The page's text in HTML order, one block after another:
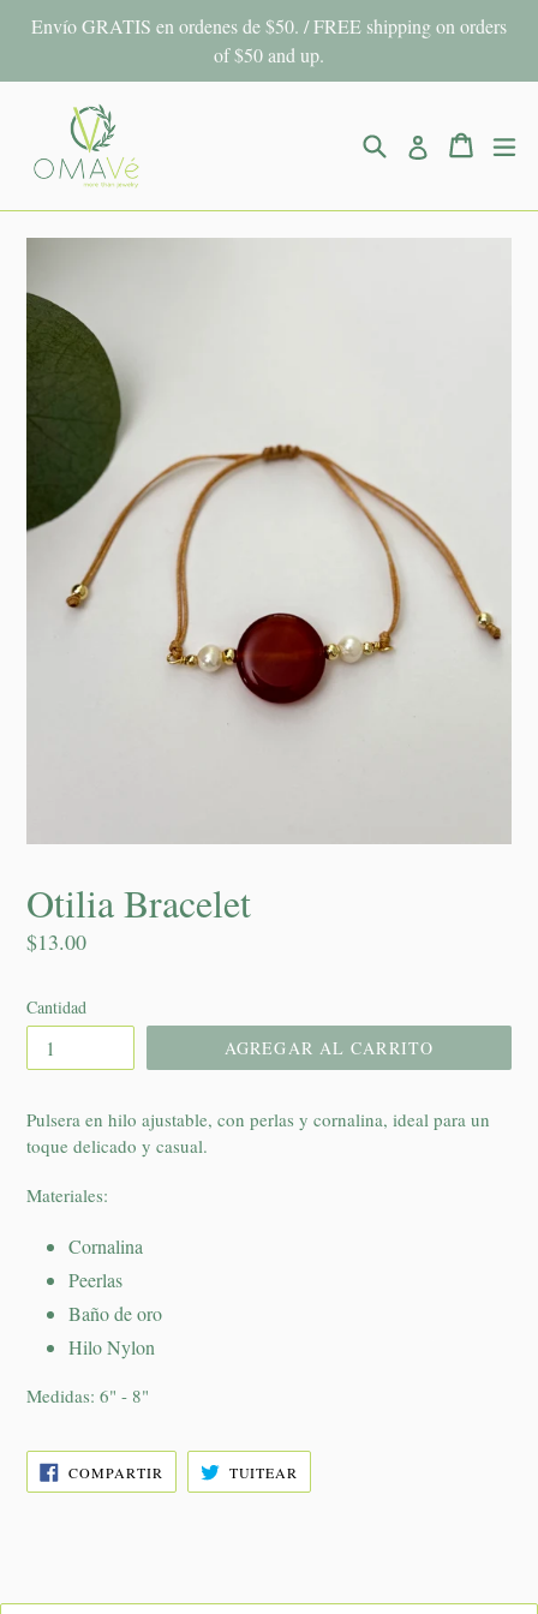
directamente
Envío GRATIS en ordenes de $50. / FREE shipping on orders
of $50 and up.
Buscar Ingresar Carrito
Carrito
Otilia Bracelet
Precio
$13.00
Cantidad
AGREGAR AL CARRITO
Pulsera en hilo ajustable, con perlas y cornalina, ideal para un
toque delicado y casual.
Materiales:
Cornalina
Peerlas
Baño de oro
Hilo Nylon
Medidas: 6" - 8"
COMPARTIR COMPARTIR
EN
FACEBOOK
TUITEAR
TWITTER